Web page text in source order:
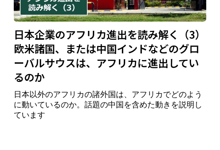
日本企業のアフリカ進出を読み解く（3）
欧米諸国、または中国インドなどのグロ
ーバルサウスは、アフリカに進出してい
るのか
日本以外のアフリカの諸外国は、アフリカでどのよう
に動いているのか。話題の中国を含めた動きを説明し
ています